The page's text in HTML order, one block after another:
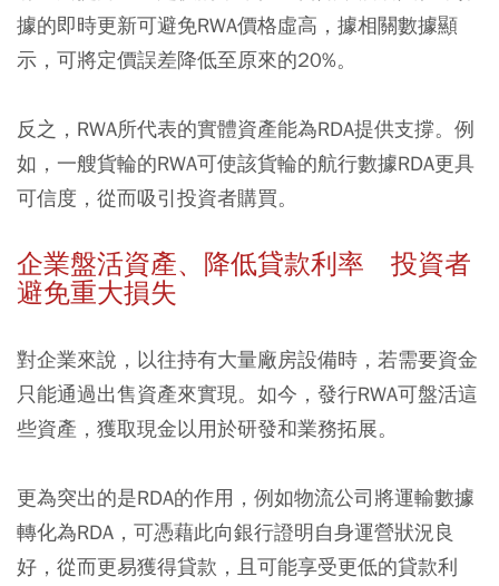
據的即時更新可避免RWA價格虛高，據相關數據顯
示，可將定價誤差降低至原來的20%。
反之，RWA所代表的實體資產能為RDA提供支撐。例
如，一艘貨輪的RWA可使該貨輪的航行數據RDA更具
可信度，從而吸引投資者購買。
企業盤活資產、降低貸款利率 投資者
避免重大損失
對企業來說，以往持有大量廠房設備時，若需要資金
只能通過出售資產來實現。如今，發行RWA可盤活這
些資產，獲取現金以用於研發和業務拓展。
更為突出的是RDA的作用，例如物流公司將運輸數據
轉化為RDA，可憑藉此向銀行證明自身運營狀況良
好，從而更易獲得貸款，且可能享受更低的貸款利